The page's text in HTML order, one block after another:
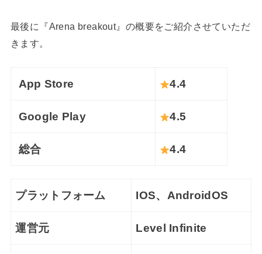
最後に『Arena breakout』の概要をご紹介させていただ
きます。
App Store 4.4
Google Play 4.5
総合 4.4
プラットフォーム IOS、AndroidOS
運営元 Level Infinite